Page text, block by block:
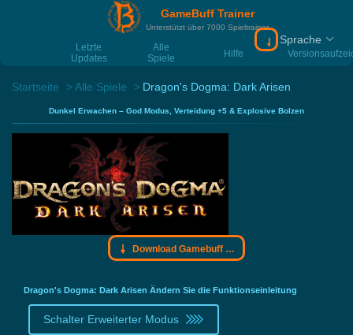
GameBuff Trainer
Unterstützt über 7000 Spieltrainer
Letzte
Updates
Alle
Spiele
Hilfe
Download
Sprache
Startseite Alle Spiele Dragon's Dogma: Dark Arisen
Dunkel Erwachen – God Modus, Verteidung +5 & Explosive Bolzen
Download Gamebuff Trainer
Dragon's Dogma: Dark Arisen Ändern Sie die Funktionseinleitung
Schalter Erweiterter Modus